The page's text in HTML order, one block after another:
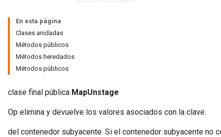
En esta página
Clases anidadas
Métodos públicos
Métodos heredados
Métodos públicos
clase final pública MapUnstage
Op elimina y devuelve los valores asociados con la clave.
del contenedor subyacente. Si el contenedor subyacente no